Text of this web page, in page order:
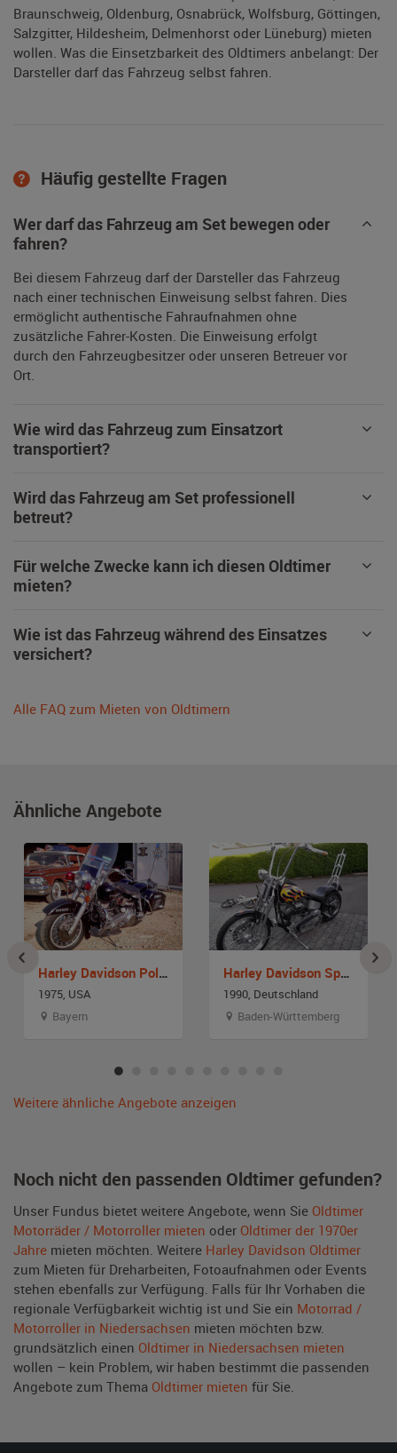
Braunschweig, Oldenburg, Osnabrück, Wolfsburg, Göttingen,
Salzgitter, Hildesheim, Delmenhorst oder Lüneburg) mieten
wollen. Was die Einsetzbarkeit des Oldtimers anbelangt: Der
Darsteller darf das Fahrzeug selbst fahren.
Häufig gestellte Fragen
Wer darf das Fahrzeug am Set bewegen oder
fahren?
Bei diesem Fahrzeug darf der Darsteller das Fahrzeug
nach einer technischen Einweisung selbst fahren. Dies
ermöglicht authentische Fahraufnahmen ohne
zusätzliche Fahrer-Kosten. Die Einweisung erfolgt
durch den Fahrzeugbesitzer oder unseren Betreuer vor
Ort.
Wie wird das Fahrzeug zum Einsatzort
transportiert?
Wird das Fahrzeug am Set professionell
betreut?
Für welche Zwecke kann ich diesen Oldtimer
mieten?
Wie ist das Fahrzeug während des Einsatzes
versichert?
Alle FAQ zum Mieten von Oldtimern
Ähnliche Angebote
Harley Davidson Polizei-Motorrad
1975, USA
Bayern
Harley Davidson Springer
1990, Deutschland
Baden-Württemberg
Weitere ähnliche Angebote anzeigen
Noch nicht den passenden Oldtimer gefunden?
Unser Fundus bietet weitere Angebote, wenn Sie Oldtimer
Motorräder / Motorroller mieten oder Oldtimer der 1970er
Jahre mieten möchten. Weitere Harley Davidson Oldtimer
zum Mieten für Dreharbeiten, Fotoaufnahmen oder Events
stehen ebenfalls zur Verfügung. Falls für Ihr Vorhaben die
regionale Verfügbarkeit wichtig ist und Sie ein Motorrad /
Motorroller in Niedersachsen mieten möchten bzw.
grundsätzlich einen Oldtimer in Niedersachsen mieten
wollen – kein Problem, wir haben bestimmt die passenden
Angebote zum Thema Oldtimer mieten für Sie.